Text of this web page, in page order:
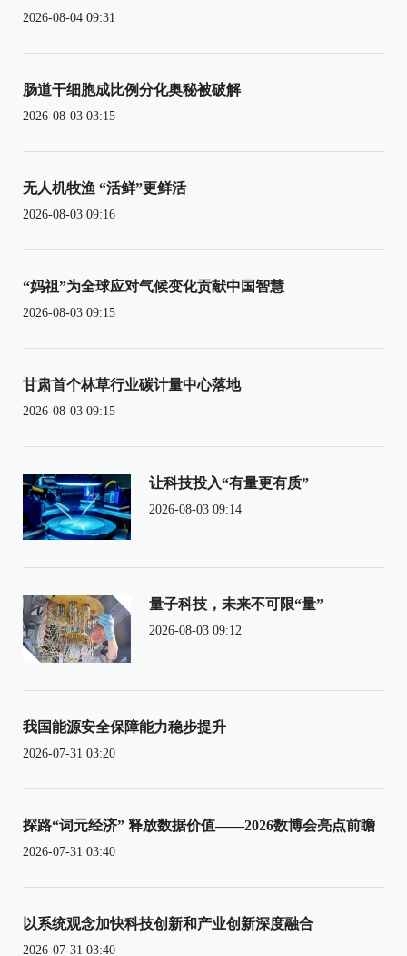
2026-08-04 09:31
肠道干细胞成比例分化奥秘被破解
2026-08-03 03:15
无人机牧渔 “活鲜”更鲜活
2026-08-03 09:16
“妈祖”为全球应对气候变化贡献中国智慧
2026-08-03 09:15
甘肃首个林草行业碳计量中心落地
2026-08-03 09:15
让科技投入“有量更有质”
2026-08-03 09:14
量子科技，未来不可限“量”
2026-08-03 09:12
我国能源安全保障能力稳步提升
2026-07-31 03:20
探路“词元经济” 释放数据价值——2026数博会亮点前瞻
2026-07-31 03:40
以系统观念加快科技创新和产业创新深度融合
2026-07-31 03:40